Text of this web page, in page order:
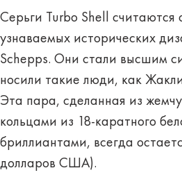
Серьги Turbo Shell
узнаваемых исторических
Schepps. Они стали высшим
носили такие люди, как
Эта пара, сделанная из
кольцами из 18-каратного
бриллиантами, всегда
долларов США).